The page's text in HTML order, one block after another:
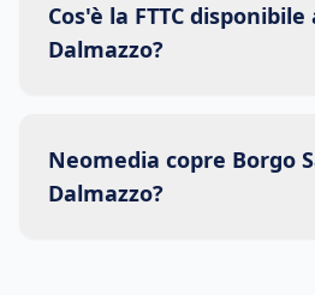
Cos'è la FTTC disponibile
Dalmazzo?
Neomedia copre Borgo
Dalmazzo?